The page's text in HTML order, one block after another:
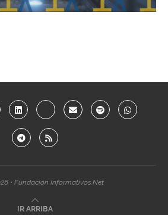
• Fundación Informativos.Net
IR ARRIBA